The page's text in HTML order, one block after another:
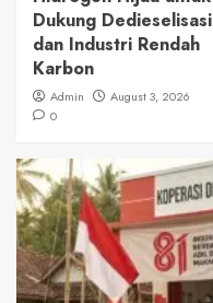
Dukung Dedieselisasi
dan Industri Rendah
Karbon
Admin
August 3, 2026
0